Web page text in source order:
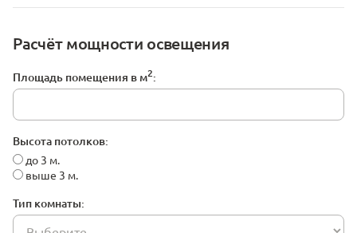
Расчёт мощности освещения
Площадь помещения в м2:
Высота потолков:
до 3 м.
выше 3 м.
Тип комнаты: